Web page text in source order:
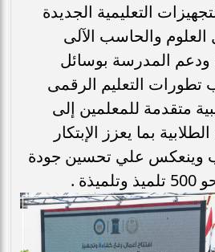
التعليمية الجديدة
العلوم والحاسب الآلى
ودعم المدرسة بوسائل
تطورات التعليم الرقمى
متقدمة للمعلمين إلى
بما يعزز الإبتكار
وينعكس علي تحسين جودة
.